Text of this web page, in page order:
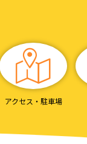
アクセス・ 駐車場